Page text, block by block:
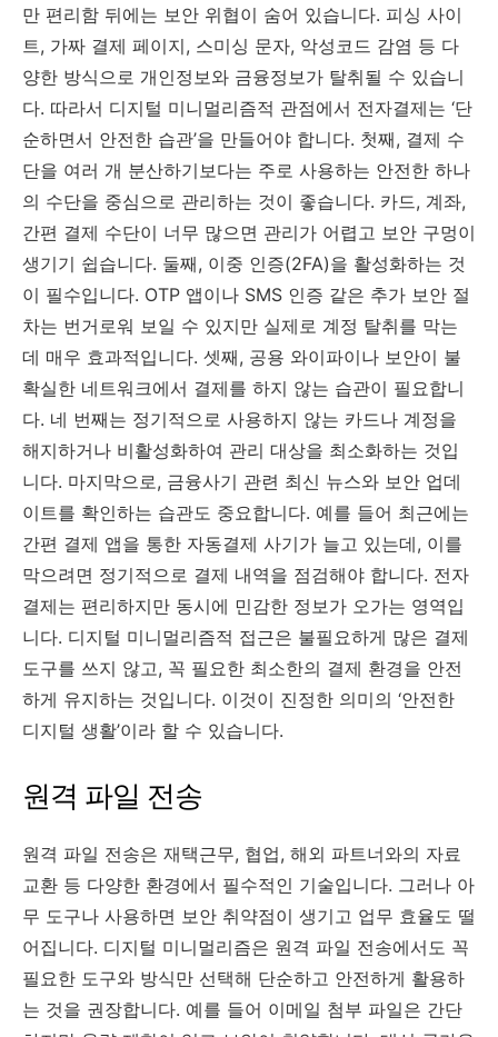
만 편리함 뒤에는 보안 위협이 숨어 있습니다. 피싱 사이
트, 가짜 결제 페이지, 스미싱 문자, 악성코드 감염 등 다
양한 방식으로 개인정보와 금융정보가 탈취될 수 있습니
다. 따라서 디지털 미니멀리즘적 관점에서 전자결제는 ‘단
순하면서 안전한 습관’을 만들어야 합니다. 첫째, 결제 수
단을 여러 개 분산하기보다는 주로 사용하는 안전한 하나
의 수단을 중심으로 관리하는 것이 좋습니다. 카드, 계좌,
간편 결제 수단이 너무 많으면 관리가 어렵고 보안 구멍이
생기기 쉽습니다. 둘째, 이중 인증(2FA)을 활성화하는 것
이 필수입니다. OTP 앱이나 SMS 인증 같은 추가 보안 절
차는 번거로워 보일 수 있지만 실제로 계정 탈취를 막는
데 매우 효과적입니다. 셋째, 공용 와이파이나 보안이 불
확실한 네트워크에서 결제를 하지 않는 습관이 필요합니
다. 네 번째는 정기적으로 사용하지 않는 카드나 계정을
해지하거나 비활성화하여 관리 대상을 최소화하는 것입
니다. 마지막으로, 금융사기 관련 최신 뉴스와 보안 업데
이트를 확인하는 습관도 중요합니다. 예를 들어 최근에는
간편 결제 앱을 통한 자동결제 사기가 늘고 있는데, 이를
막으려면 정기적으로 결제 내역을 점검해야 합니다. 전자
결제는 편리하지만 동시에 민감한 정보가 오가는 영역입
니다. 디지털 미니멀리즘적 접근은 불필요하게 많은 결제
도구를 쓰지 않고, 꼭 필요한 최소한의 결제 환경을 안전
하게 유지하는 것입니다. 이것이 진정한 의미의 ‘안전한
디지털 생활’이라 할 수 있습니다.
원격 파일 전송
원격 파일 전송은 재택근무, 협업, 해외 파트너와의 자료
교환 등 다양한 환경에서 필수적인 기술입니다. 그러나 아
무 도구나 사용하면 보안 취약점이 생기고 업무 효율도 떨
어집니다. 디지털 미니멀리즘은 원격 파일 전송에서도 꼭
필요한 도구와 방식만 선택해 단순하고 안전하게 활용하
는 것을 권장합니다. 예를 들어 이메일 첨부 파일은 간단